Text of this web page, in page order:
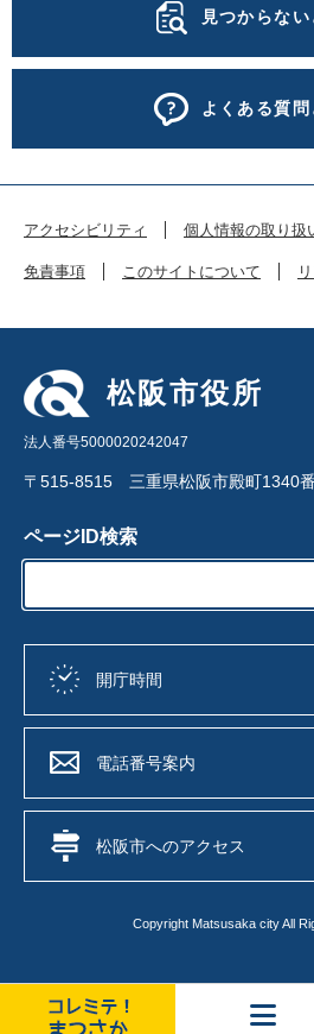
見つからな
よくある質
アクセシビリティ 個人情報の取り扱
免責事項 このサイトについて
松阪市役所
法人番号5000020242047
〒515-8515 三重県松阪市殿町1340
ページID検索
開庁時間
電話番号案内
松阪市へのアクセス
Copyright Matsusaka city All